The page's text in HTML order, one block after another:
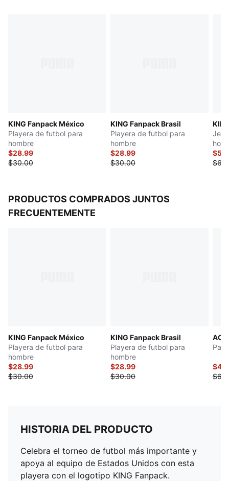
KING Fanpack México
Playera de futbol para
hombre
$28.99
$30.00
KING Fanpack Brasil
Playera de futbol para
hombre
$28.99
$30.00
PRODUCTOS COMPRADOS JUNTOS
FRECUENTEMENTE
KING Fanpack México
Playera de futbol para
hombre
$28.99
$30.00
KING Fanpack Brasil
Playera de futbol para
hombre
$28.99
$30.00
AC
HISTORIA DEL PRODUCTO
Celebra el torneo de futbol más importante y
apoya al equipo de Estados Unidos con esta
playera con el logotipo KING Fanpack.